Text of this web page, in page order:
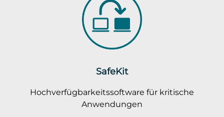
SafeKit
Hochverfügbarkeitssoftware für kritische
Anwendungen